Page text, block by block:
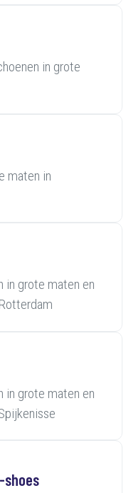
in grote
maten in
in grote maten en
in grote maten en